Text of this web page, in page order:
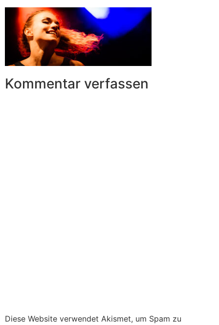
Kommentar verfassen
Diese Website verwendet Akismet, um Spam zu